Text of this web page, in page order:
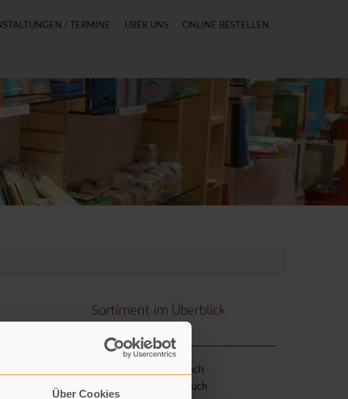
Über Cookies
/ TERMINE ÜBER UNS ONLINE BESTELLEN
Sortiment im Überblick
Literatur & Sachbuch
Kinder- & Jugendbuch